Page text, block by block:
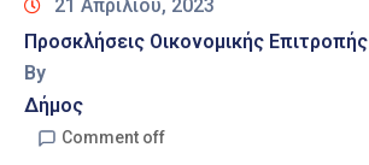
21 Απριλίου, 2023
Προσκλήσεις Οικονομικής Επιτροπής
By
Δήμος
Comment off